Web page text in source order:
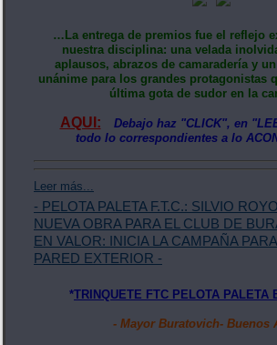
…La entrega de premios fue el reflejo
nuestra disciplina: una velada
aplausos, abrazos de camaradería y
unánime para los grandes protagonistas
última gota de sudor en la
AQUI:
Debajo haz "CLICK", en
todo lo correspondientes a lo
Leer más...
- PELOTA PALETA F.T.C.: SILVIO
NUEVA OBRA PARA EL CLUB DE
EN VALOR: INICIA LA CAMPAÑA
PARED EXTERIOR -
*TRINQUETE FTC PELOTA PALETA
- Mayor Buratovich- Buenos